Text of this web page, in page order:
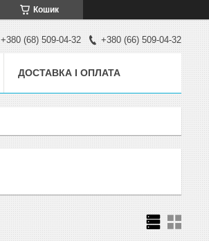
Кошик
+380 (68) 509-04-32 +380 (66) 509-04-32
ДОСТАВКА І ОПЛАТА